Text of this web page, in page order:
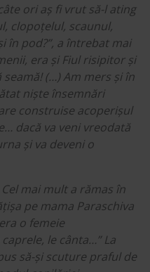
ori aș fi vrut să-l ating
clopoțelul, scaunul,
în pod?”, a întrebat mai
era și Fiul risipitor și
(…) Am mers și în
niște însemnări
construise acoperișul
dacă va veni vreodată
și va deveni o
mai mult a rămas în
pe mama Paraschiva
o femeie
le cânta…” La
să-și scuture praful de